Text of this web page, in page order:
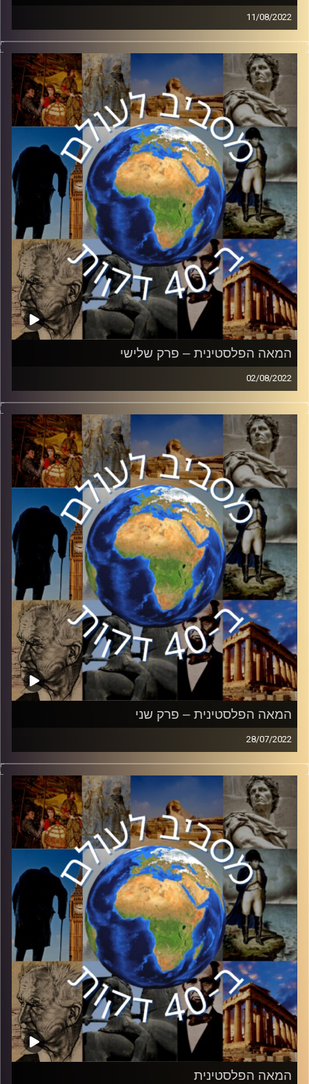
11/08/2022
חיסולו של מנהיג אל – קעידה בשבוע שעבר על ידי ארצות
הברית סגר חשבון ארוך שנים עם ארגון הטרור שפעם היה
הגדול והמפחיד בעולם. בפרק זה פרופסור אסף מוגדם, דיקן
בית הספר לממשל באוניברסיטת רייכמן, יספר על המלחמה
בטרור, סוגיו השונים של הטרור וההבדל המשמעותי בין ארגוני
הטרור שאנו מכירים
קרדיט תמונות: יוסי מצרי
המאה הפלסטינית – פרק שלישי
02/08/2022
עד כמה אנחנו באמת מכירים את השכנים שלנו? בסדרת
הפרקים ״המאה הפלסטינית״
ד״ר מיכאל מילשטיין יסקור את ההתפתחויות והדמויות
המשפיעות בחברה הפלסטינית מתחילת המאה ה – 20 ועד
היום.
הייתה תקווה לסיום הסכסוך, אז תקווה זו התנפצה לרסיסים
לאחר כישלון השיחות ופרוץ האינתיפאדה השנייה. האם אי
פעם נצליח להגיע לשלום? מהן ההשלכות לנתק ארוך השנים
בינינו לבין הפלסטינים?
קרדיט תמונות:יוסי מצרי
המאה הפלסטינית – פרק שני
28/07/2022
עד כמה אנחנו באמת מכירים את השכנים שלנו? בסדרת
הפרקים ״המאה הפלסטינית״
ד״ר מיכאל מילשטיין יסקור את ההתפתחויות והדמויות
המשפיעות בחברה הפלסטינית מתחילת המאה ה – 20 ועד
היום.
בפרק השני, בין הנפילה ב67 ועד הסכמי אוסלו בשנות ה90.
שנות השיא של ערפאת ואש״ף בלבנון, מה הביא לנפילתם ואיך
כל זה דחף את הפלסטינים וישראל למשא ומתן
קרדיט תמונות:יוסי מצרי
המאה הפלסטינית